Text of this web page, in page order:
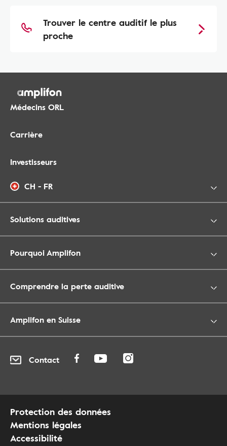
Trouver le centre auditif le plus
proche
Médecins ORL
Carrière
Investisseurs
CH - FR
Solutions auditives
Pourquoi Amplifon
Comprendre la perte auditive
Amplifon en Suisse
Contact
Protection des données
Mentions légales
Accessibilité